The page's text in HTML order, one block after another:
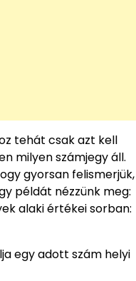
tehát csak azt kell
milyen számjegy áll.
gyorsan felismerjük,
példát nézzünk meg:
alaki értékei sorban:
egy adott szám helyi